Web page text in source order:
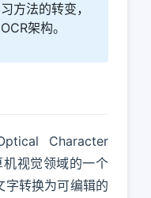
方法的转变，
架构。
Character
视觉领域的一个
字转换为可编辑的